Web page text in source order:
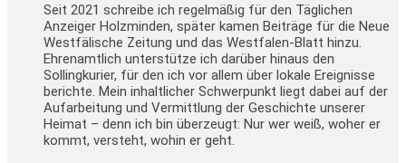
Seit 2021 schreibe ich regelmäßig für den Täglichen
Anzeiger Holzminden, später kamen Beiträge für die Neue
Westfälische Zeitung und das Westfalen-Blatt hinzu.
Ehrenamtlich unterstütze ich darüber hinaus den
Sollingkurier, für den ich vor allem über lokale Ereignisse
berichte. Mein inhaltlicher Schwerpunkt liegt dabei auf der
Aufarbeitung und Vermittlung der Geschichte unserer
Heimat – denn ich bin überzeugt: Nur wer weiß, woher er
kommt, versteht, wohin er geht.